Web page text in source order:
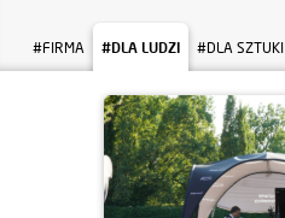
#FIRMA #DLA LUDZI #DLA SZTUKI